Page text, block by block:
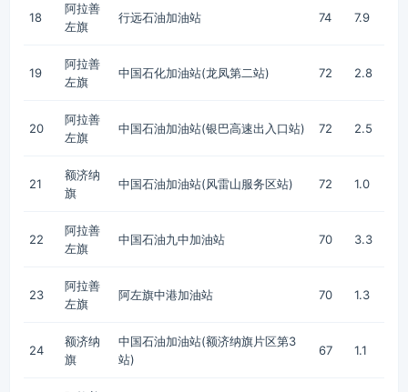
18
阿拉善
左旗
行远石油加油站 74 7.9
19
阿拉善
左旗
中国石化加油站(龙凤第二站) 72 2.8
20
阿拉善
左旗
中国石油加油站(银巴高速出入口站) 72 2.5
21
额济纳
旗
中国石油加油站(风雷山服务区站) 72 1.0
22
阿拉善
左旗
中国石油九中加油站 70 3.3
23
阿拉善
左旗
阿左旗中港加油站 70 1.3
24
额济纳
旗
中国石油加油站(额济纳旗片区第3
站)
67 1.1